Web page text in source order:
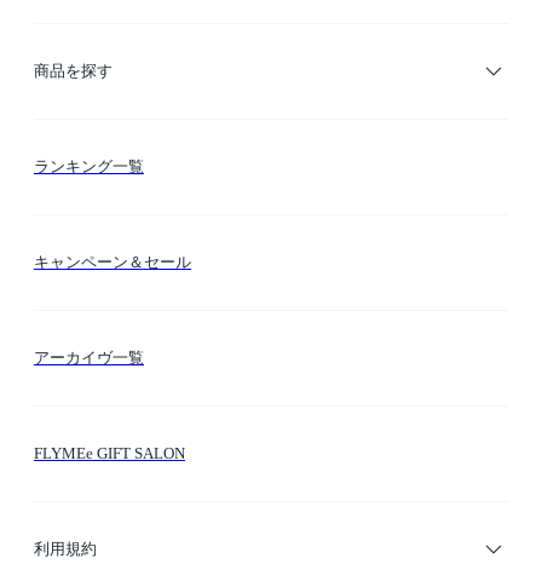
ご利用ガイド
商品を探す
カテゴリー検索
ランキング一覧
キャンペーン＆セール
アーカイヴ一覧
FLYMEe GIFT SALON
利用規約